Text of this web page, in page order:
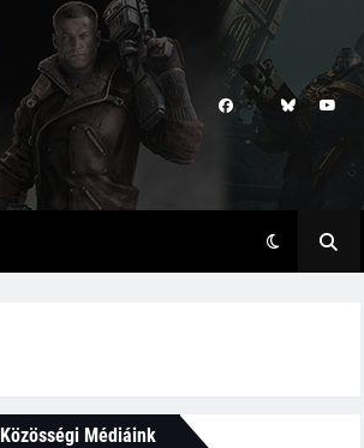
Közösségi Médiáink